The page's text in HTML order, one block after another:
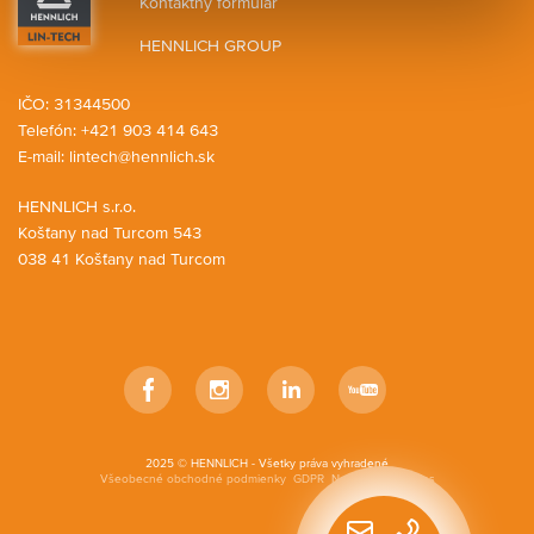
Rýchly
HENNLICH GROUP
HENNLICH s.r.o.
Košťany nad Turcom 543
038 41 Košťany nad Turcom
IČO: 31344500
Telefón: +421 903 414 643
E-mail: lintech@hennlich.sk
2025 © HENNLICH - Všetky práva vyhradené
Všeobecné obchodné podmienky GDPR Nastavenia cookies
FacebookInstagramLinkedIn YouTube